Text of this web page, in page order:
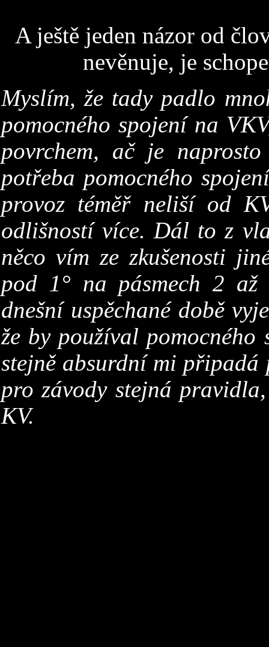
A ještě jeden názor od
nevěnuje, je
Myslím, že tady padlo
pomocného spojení na
povrchem, ač je
potřeba pomocného
provoz téměř neliší od
odlišností více. Dál to z
něco vím ze zkušenosti
pod 1° na pásmech 2 až
dnešní uspěchané době
že by používal
stejně absurdní mi připadá
pro závody stejná
KV.